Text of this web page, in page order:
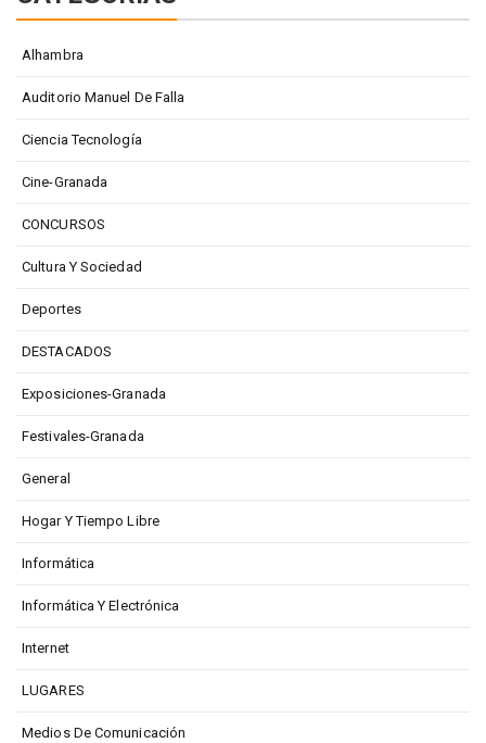
Alhambra
Auditorio Manuel De Falla
Ciencia Tecnología
Cine-Granada
CONCURSOS
Cultura Y Sociedad
Deportes
DESTACADOS
Exposiciones-Granada
Festivales-Granada
General
Hogar Y Tiempo Libre
Informática
Informática Y Electrónica
Internet
LUGARES
Medios De Comunicación